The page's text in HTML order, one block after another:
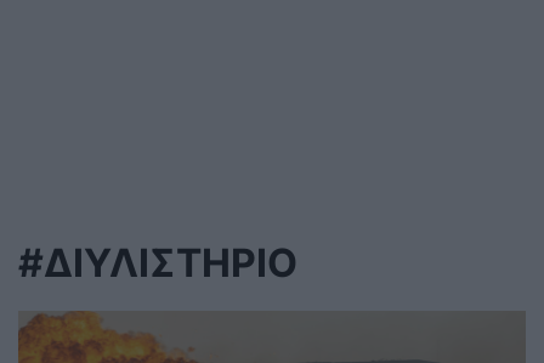
#ΔΙΥΛΙΣΤΗΡΙΟ